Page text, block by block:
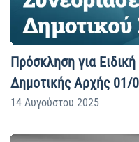
Πρόσκληση για
Δημοτικής Αρχής
14 Αυγούστου 2025